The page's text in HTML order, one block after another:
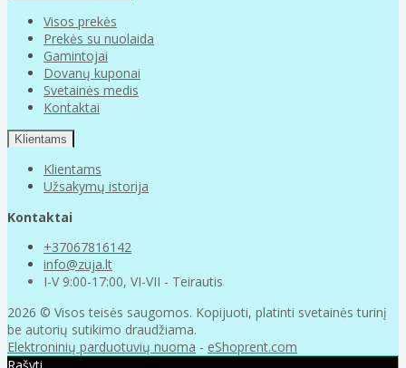
Visos prekės
Prekės su nuolaida
Gamintojai
Dovanų kuponai
Svetainės medis
Kontaktai
Klientams
Klientams
Užsakymų istorija
Kontaktai
+37067816142
info@zuja.lt
I-V 9:00-17:00, VI-VII - Teirautis
2026 © Visos teisės saugomos. Kopijuoti, platinti svetainės turinį
be autorių sutikimo draudžiama.
Elektroninių parduotuvių nuoma - eShoprent.com